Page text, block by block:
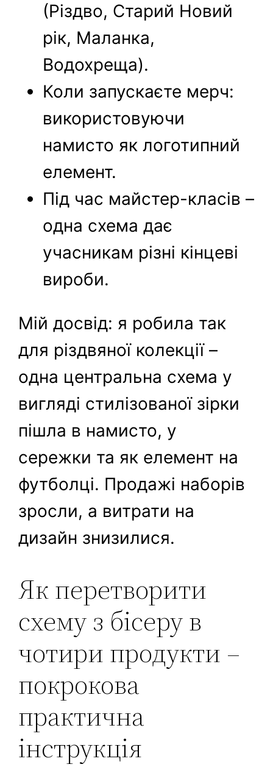
(Різдво, Старий Новий
рік, Маланка,
Водохреща).
Коли запускаєте мерч:
використовуючи
намисто як логотипний
елемент.
Під час майстер-класів –
одна схема дає
учасникам різні кінцеві
вироби.
Мій досвід: я робила так
для різдвяної колекції –
одна центральна схема у
вигляді стилізованої зірки
пішла в намисто, у
сережки та як елемент на
футболці. Продажі наборів
зросли, а витрати на
дизайн знизилися.
Як перетворити
схему з бісеру в
чотири продукти –
покрокова
практична
інструкція